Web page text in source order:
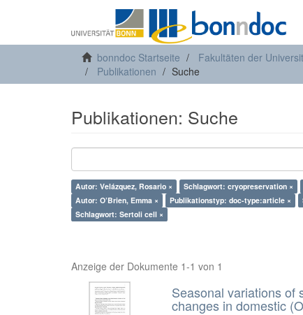
bonndoc Startseite Fakultäten der
Publikationen
Suche
Publikationen: Suche
Autor: Velázquez, Rosario × Schlagwort: cryopreservation ×
Autor: O’Brien, Emma ×
Publikationstyp: doc-type:article ×
Schlagwort: Sertoli cell ×
Anzeige der Dokumente 1-1 von 1
Seasonal variations of
changes in domestic